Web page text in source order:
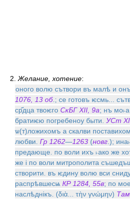
2. Желание, хотение:
оного волю сътвори въ малѣ и
1076, 13 об.; се готовъ ѥсмь...
ср҃дца твоѥго СкБГ XII, 9а; нъ
братиѥю погребеноу быти. УСт
ѡ(т)ложихомъ а скалви
любви. Гр 1262—1263 (новг .);
предающе. по воли ихъ ˫ако же
же i по воли митрополита
створити. въ ѥдину волю вси
распрѣвшесѩ КР 1284, 55в; по
наслѣднiкъ. (διὰ... τὴν γνώμην)